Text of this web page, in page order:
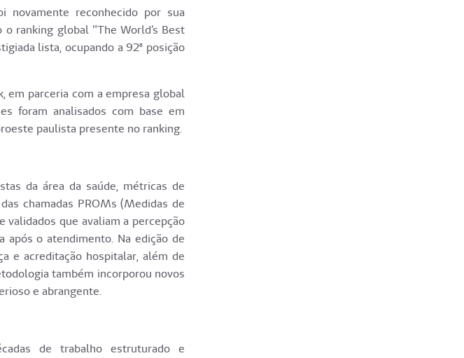
novamente reconhecido por sua
ranking global "The World’s Best
lista, ocupando a 92ª posição
em parceria com a empresa global
foram analisados com base em
paulista presente no ranking.
da área da saúde, métricas de
chamadas PROMs (Medidas de
validados que avaliam a percepção
o atendimento. Na edição de
e acreditação hospitalar, além de
também incorporou novos
e abrangente.
de trabalho estruturado e